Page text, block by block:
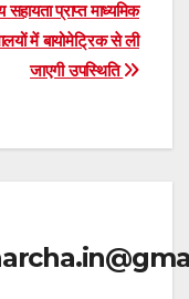
प्राप्त माध्यमिक
में बायोमेट्रिक से ली
जाएगी उपस्थिति